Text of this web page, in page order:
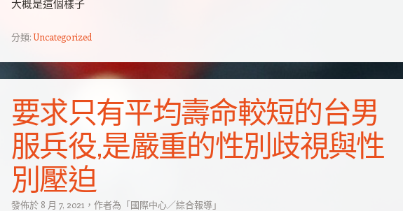
大概是這個樣子
分類:Uncategorized
要求只有平均壽命較短的台男
服兵役,是嚴重的性別歧視與性
別壓迫
發佈於 8 月 7, 2021 ， 作者為 「國際中心／綜合報導」